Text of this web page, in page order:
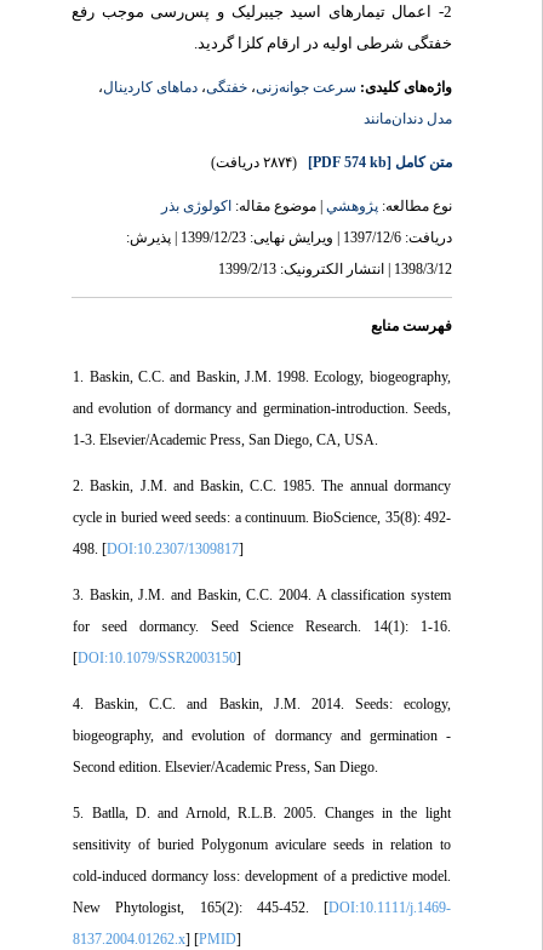
2- اعمال تیمارهای اسید جیبرلیک و پس‌رسی موجب رفع
خفتگی شرطی اولیه در ارقام کلزا گردید.
واژه‌های کلیدی:سرعت جوانه‌زنی، خفتگی، دماهای کاردینال،
مدل دندان‌مانند
متن کامل[PDF 574 kb] (۲۸۷۴ دریافت)
نوع مطالعه:پژوهشي| موضوع مقاله:اکولوژی بذر
دریافت: 1397/12/6 | ویرایش نهایی: 1399/12/23 | پذیرش:
1398/3/12 | انتشار الکترونیک: 1399/2/13
فهرست منابع
1. Baskin, C.C. and Baskin, J.M. 1998. Ecology, biogeography,
and evolution of dormancy and germination-introduction. Seeds,
1-3. Elsevier/Academic Press, San Diego, CA, USA.
2. Baskin, J.M. and Baskin, C.C. 1985. The annual dormancy
cycle in buried weed seeds: a continuum. BioScience, 35(8): 492-
498. [DOI:10.2307/1309817
3. Baskin, J.M. and Baskin, C.C. 2004. A classification system
for seed dormancy. Seed Science Research. 14(1): 1-16.
[DOI:10.1079/SSR2003150
4. Baskin, C.C. and Baskin, J.M. 2014. Seeds: ecology,
biogeography, and evolution of dormancy and germination -
Second edition. Elsevier/Academic Press, San Diego.
5. Batlla, D. and Arnold, R.L.B. 2005. Changes in the light
sensitivity of buried Polygonum aviculare seeds in relation to
cold-induced dormancy loss: development of a predictive model.
New Phytologist, 165(2): 445-452. [DOI:10.1111/j.1469-
8137.2004.01262.x] [PMID